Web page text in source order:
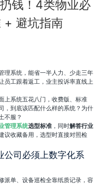
钱！4类物业必
+ 避坑指南
理系统，能省一半人力、少走三年
员工跟着返工，业主投诉率直线上
上系统五花八门，收费版、标准
，到底该匹配什么样的系统？为什
不服？
管理系统选型标准 ，同时解答行业
议收藏备用，选型时直接对照检
公司必须上数字化系
派单、设备巡检全靠纸质记录，容